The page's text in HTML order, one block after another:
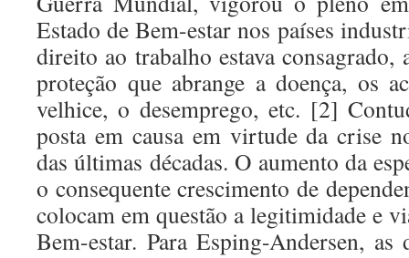
Estado de Bem-estar nos países
direito ao trabalho estava
proteção que abrange a doença, os
velhice, o desemprego, etc. [2]
posta em causa em virtude da crise
das últimas décadas. O aumento da
o consequente crescimento de
colocam em questão a legitimidade e
Bem-estar. Para Esping-Andersen, as